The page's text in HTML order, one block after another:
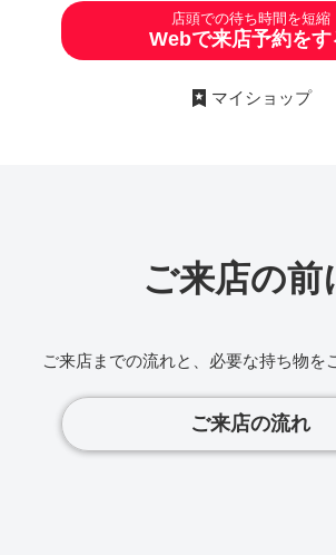
店頭での待ち時間を短縮
Webで来店予約をす
マイショップ
ご来店の前
ご来店までの流れと、必要な持ち物を
ご来店の流れ